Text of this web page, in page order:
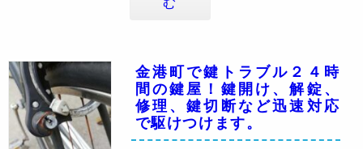
金港町で鍵トラブル２４時
間の鍵屋！鍵開け、解錠、
修理、鍵切断など迅速対応
で駆けつけます。